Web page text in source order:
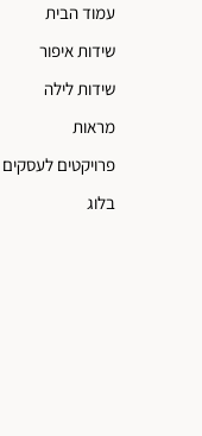
עמוד הבית
שידות איפור
שידות לילה
מראות
פרויקטים לעסקים
בלוג